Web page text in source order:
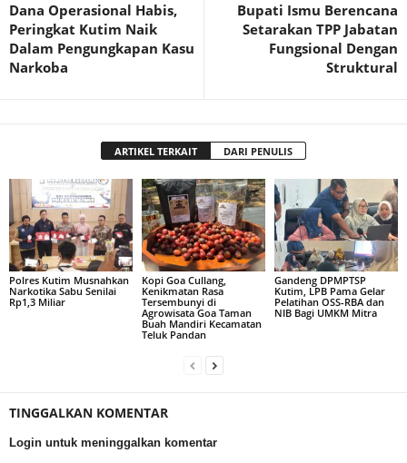
Dana Operasional Habis,
Peringkat Kutim Naik
Dalam Pengungkapan Kasu
Narkoba
Bupati Ismu Berencana
Setarakan TPP Jabatan
Fungsional Dengan
Struktural
ARTIKEL TERKAIT DARI PENULIS
Polres Kutim Musnahkan
Narkotika Sabu Senilai
Rp1,3 Miliar
Kopi Goa Cullang,
Kenikmatan Rasa
Tersembunyi di
Agrowisata Goa Taman
Buah Mandiri Kecamatan
Teluk Pandan
Gandeng DPMPTSP
Kutim, LPB Pama Gelar
Pelatihan OSS-RBA dan
NIB Bagi UMKM Mitra
TINGGALKAN KOMENTAR
Login untuk meninggalkan komentar